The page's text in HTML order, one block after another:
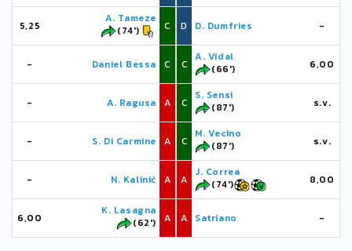
5,25
A. Tameze
(74')
C
- Daniel Bessa C
- A. Ragusa A
- S. Di Carmine A
- N. Kalinić A
6,00
K. Lasagna
(62')
A
D D. Dumfries -
C
A. Vidal
(66')
6,00
C
S. Sensi
(87')
s.v.
C
M. Vecino
(87')
s.v.
A
J. Correa
(74')
8,00
A Satriano -